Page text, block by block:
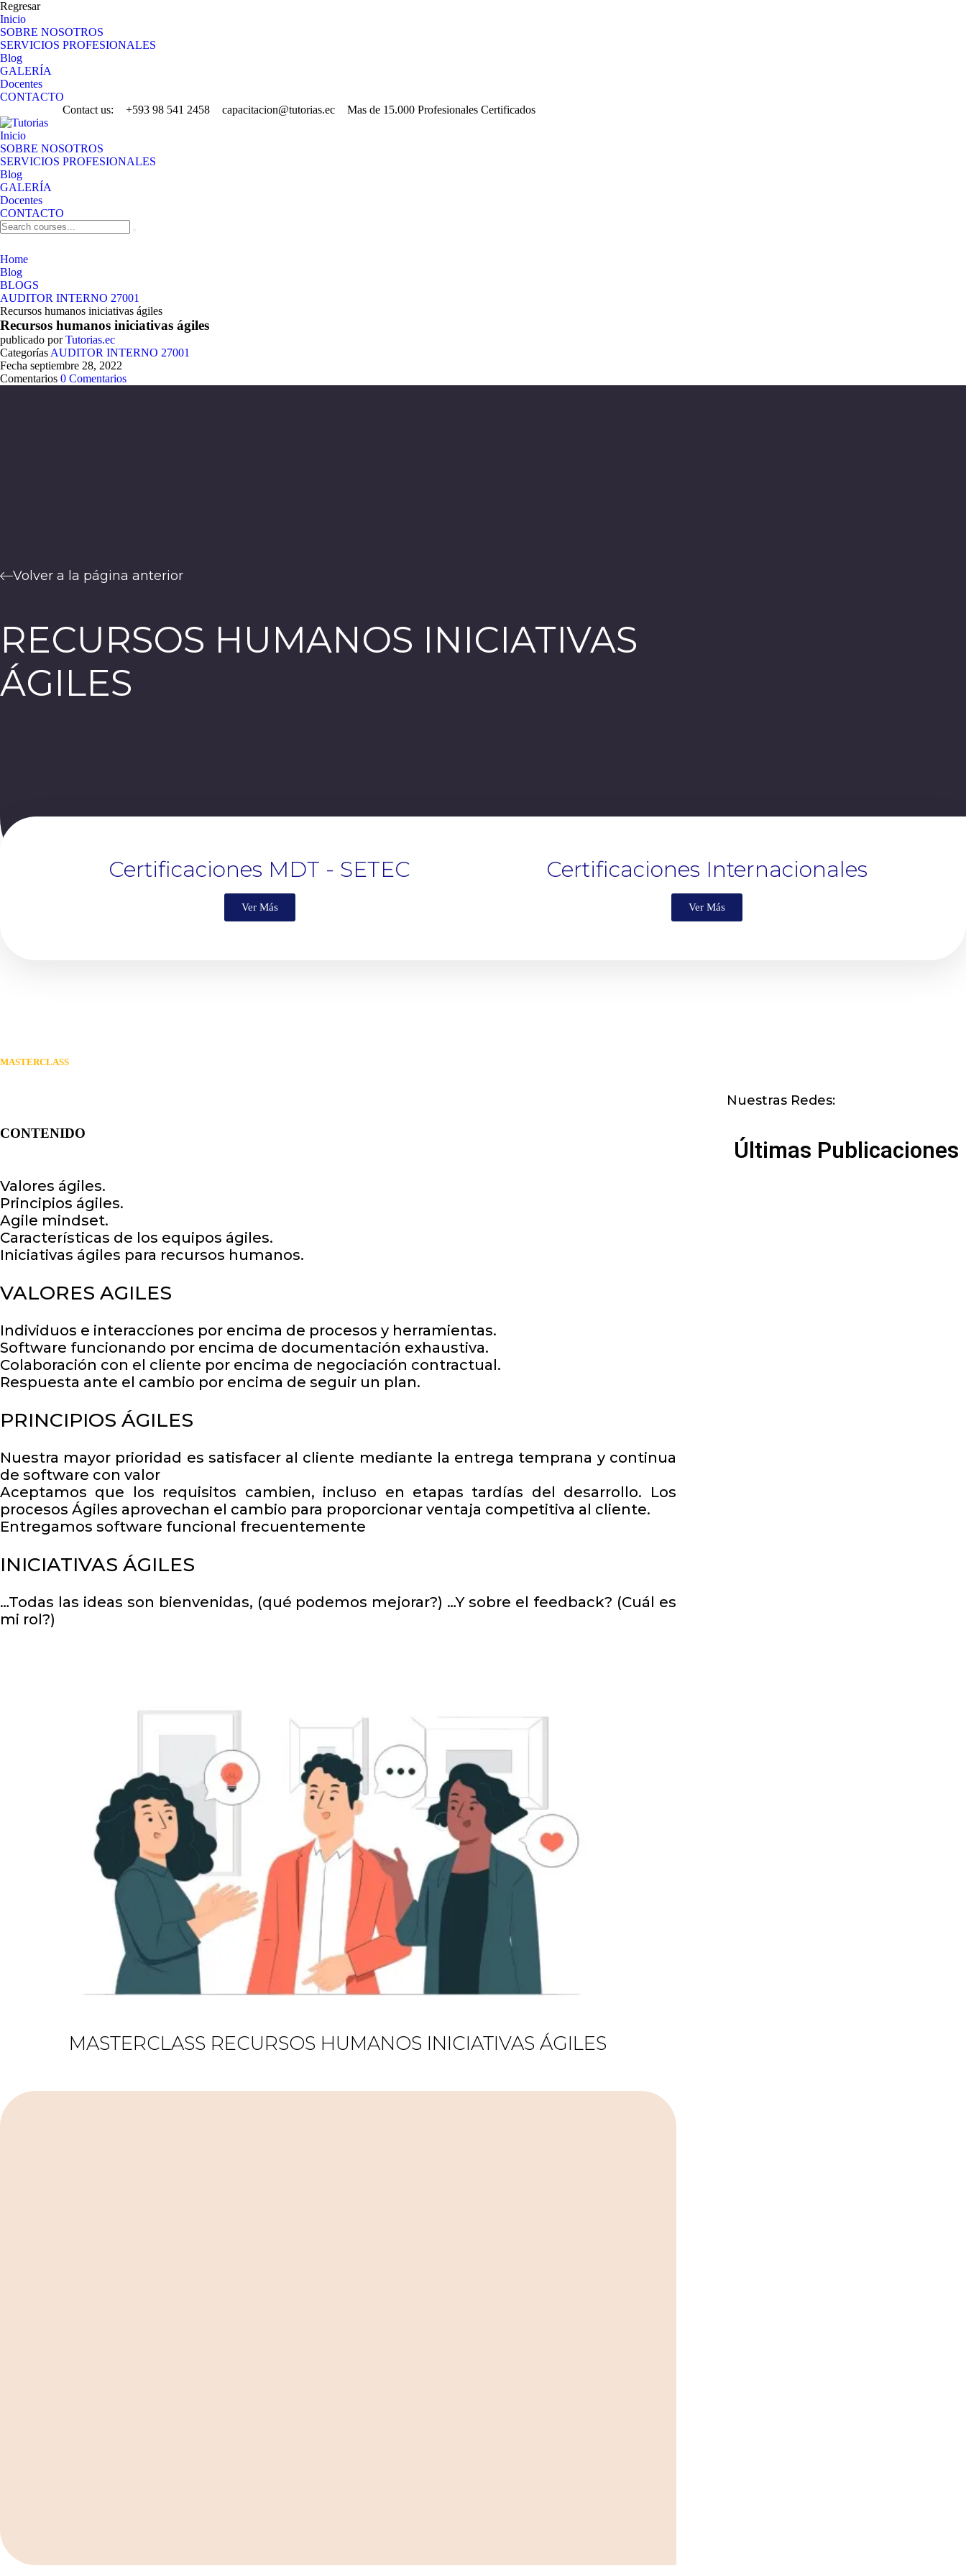
Regresar
Inicio
SOBRE NOSOTROS
SERVICIOS PROFESIONALES
Blog
GALERÍA
Docentes
CONTACTO
Contact us:
+593 98 541 2458 capacitacion@tutorias.ec Mas de 15.000 Profesionales Certificados
Inicio
SOBRE NOSOTROS
SERVICIOS PROFESIONALES
Blog
GALERÍA
Docentes
CONTACTO
Home
Blog
BLOGS
AUDITOR INTERNO 27001
Recursos humanos iniciativas ágiles
Recursos humanos iniciativas ágiles
publicado por Tutorias.ec
Categorías AUDITOR INTERNO 27001
Fecha septiembre 28, 2022
Comentarios 0 Comentarios
Volver a la página anterior
RECURSOS HUMANOS INICIATIVAS
ÁGILES
Certificaciones MDT - SETEC
Ver Más
Certificaciones Internacionales
Ver Más
MASTERCLASS
CONTENIDO
Valores ágiles.
Principios ágiles.
Agile mindset.
Características de los equipos ágiles.
Iniciativas ágiles para recursos humanos.
VALORES AGILES
Individuos e interacciones por encima de procesos y herramientas.
Software funcionando por encima de documentación exhaustiva.
Colaboración con el cliente por encima de negociación contractual.
Respuesta ante el cambio por encima de seguir un plan.
PRINCIPIOS ÁGILES
Nuestra mayor prioridad es satisfacer al cliente mediante la entrega temprana y continua
de software con valor
Aceptamos que los requisitos cambien, incluso en etapas tardías del desarrollo. Los
procesos Ágiles aprovechan el cambio para proporcionar ventaja competitiva al cliente.
Entregamos software funcional frecuentemente
INICIATIVAS ÁGILES
…Todas las ideas son bienvenidas, (qué podemos mejorar?) …Y sobre el feedback? (Cuál es
mi rol?)
MASTERCLASS RECURSOS HUMANOS INICIATIVAS ÁGILES
Nuestras Redes:
Últimas Publicaciones